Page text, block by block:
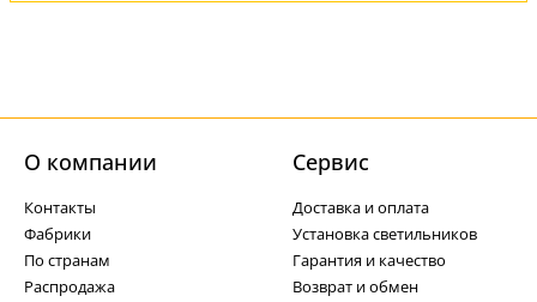
О компании
Контакты
Фабрики
По странам
Распродажа
Cервис
Доставка и оплата
Установка светильников
Гарантия и качество
Возврат и обмен